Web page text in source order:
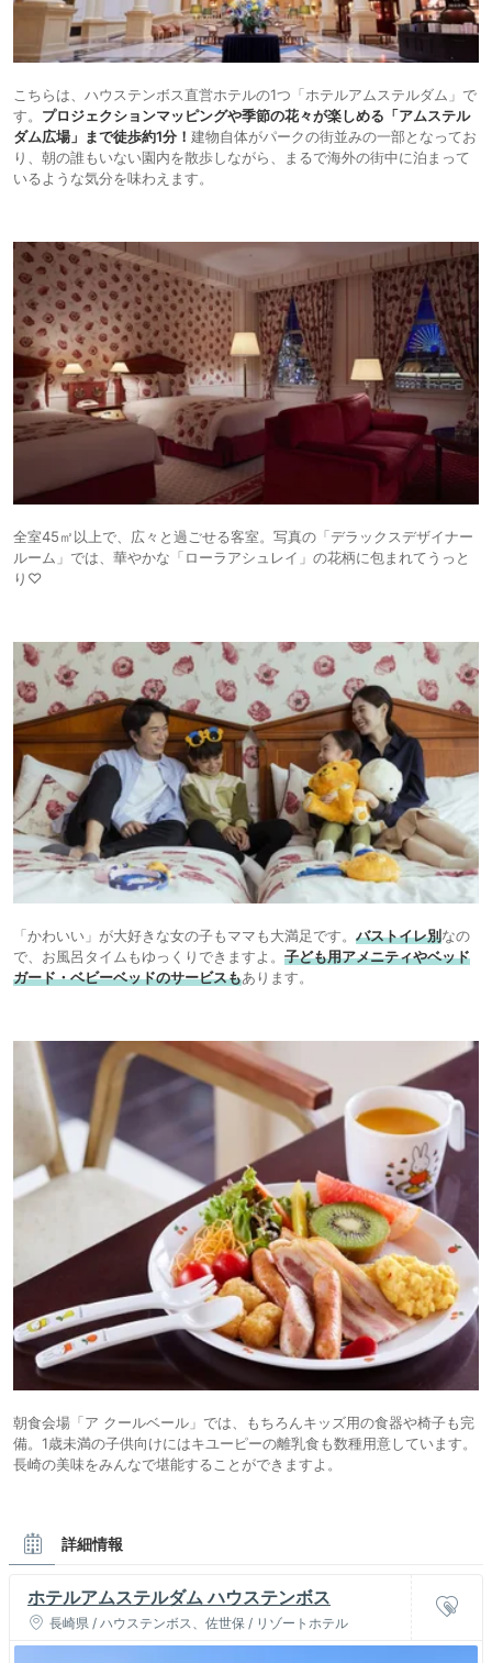
こちらは、ハウステンボス直営ホテルの1つ「ホテルアムステルダム」で
す。 プロジェクションマッピングや季節の花々が楽しめる「アムステル
ダム広場」まで徒歩約1分！ 建物自体がパークの街並みの一部となってお
り、朝の誰もいない園内を散歩しながら、まるで海外の街中に泊まって
いるような気分を味わえます。
全室45㎡以上で、広々と過ごせる客室。写真の「デラックスデザイナー
ルーム」では、華やかな「ローラアシュレイ」の花柄に包まれてうっと
り♡
「かわいい」が大好きな女の子もママも大満足です。 バストイレ別なの
で、お風呂タイムもゆっくりできますよ。 子ども用アメニティやベッド
ガード・ベビーベッドのサービスもあります。
朝食会場「ア クールベール」では、もちろんキッズ用の食器や椅子も完
備。1歳未満の子供向けにはキユーピーの離乳食も数種用意しています。
長崎の美味をみんなで堪能することができますよ。
詳細情報
ホテルアムステルダム ハウステンボス
長崎県 / ハウステンボス、佐世保 / リゾートホテル